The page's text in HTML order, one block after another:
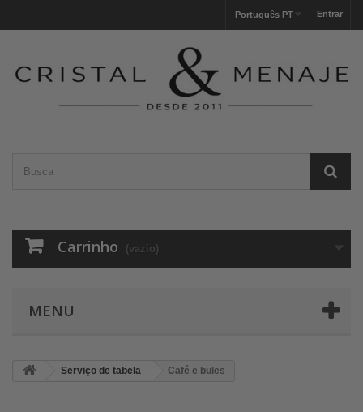
Entrar
Português PT
Carrinho (vazio)
MENU
Serviço de tabela Café e bules